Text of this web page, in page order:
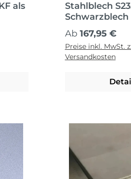
als
Stahlblech
Schwarzblech
Nachbehandelt
Regulärer Preis:
Ab 167,95 €
Preise inkl. MwSt.
Versandkosten